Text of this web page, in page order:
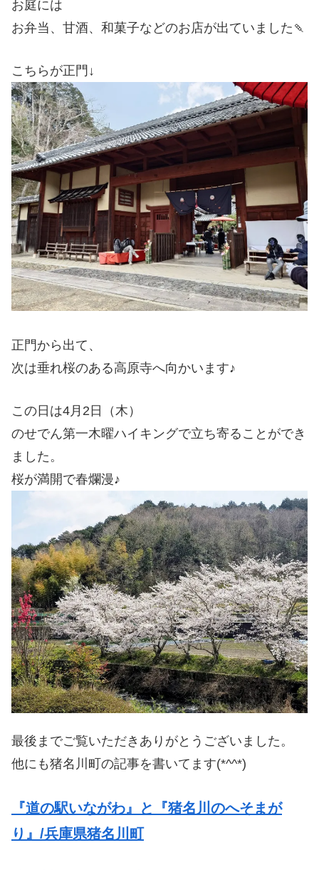
お庭には
お弁当、甘酒、和菓子などのお店が出ていました🍡
こちらが正門↓
正門から出て、
次は垂れ桜のある高原寺へ向かいます♪
この日は4月2日（木）
のせでん第一木曜ハイキングで立ち寄ることができ
ました。
桜が満開で春爛漫♪
最後までご覧いただきありがとうございました。
他にも猪名川町の記事を書いてます(*^^*)
『道の駅いながわ』と『猪名川のへそまが
り』/兵庫県猪名川町